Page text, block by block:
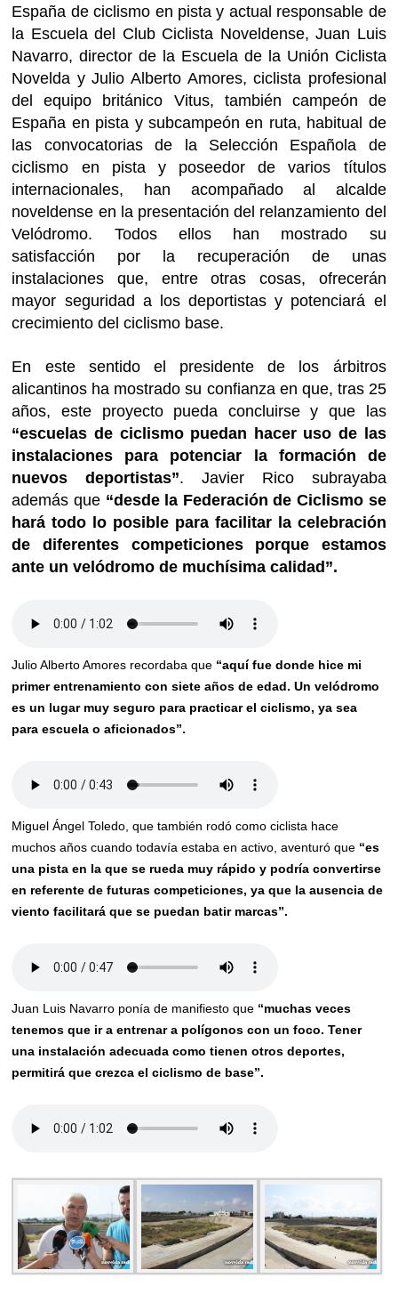
España de ciclismo en pista y actual responsable de
la Escuela del Club Ciclista Noveldense, Juan Luis
Navarro, director de la Escuela de la Unión Ciclista
Novelda y Julio Alberto Amores, ciclista profesional
del equipo británico Vitus, también campeón de
España en pista y subcampeón en ruta, habitual de
las convocatorias de la Selección Española de
ciclismo en pista y poseedor de varios títulos
internacionales, han acompañado al alcalde
noveldense en la presentación del relanzamiento del
Velódromo. Todos ellos han mostrado su
satisfacción por la recuperación de unas
instalaciones que, entre otras cosas, ofrecerán
mayor seguridad a los deportistas y potenciará el
crecimiento del ciclismo base.
En este sentido el presidente de los árbitros
alicantinos ha mostrado su confianza en que, tras 25
años, este proyecto pueda concluirse y que las
“escuelas de ciclismo puedan hacer uso de las
instalaciones para potenciar la formación de
nuevos deportistas”. Javier Rico subrayaba
además que “desde la Federación de Ciclismo se
hará todo lo posible para facilitar la celebración
de diferentes competiciones porque estamos
ante un velódromo de muchísima calidad”.
Julio Alberto Amores recordaba que “aquí fue donde hice mi
primer entrenamiento con siete años de edad. Un velódromo
es un lugar muy seguro para practicar el ciclismo, ya sea
para escuela o aficionados”.
Miguel Ángel Toledo, que también rodó como ciclista hace
muchos años cuando todavía estaba en activo, aventuró que “es
una pista en la que se rueda muy rápido y podría convertirse
en referente de futuras competiciones, ya que la ausencia de
viento facilitará que se puedan batir marcas”.
Juan Luis Navarro ponía de manifiesto que “muchas veces
tenemos que ir a entrenar a polígonos con un foco. Tener
una instalación adecuada como tienen otros deportes,
permitirá que crezca el ciclismo de base”.